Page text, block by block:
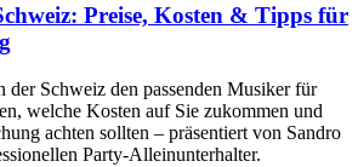
Preise, Kosten & Tipps für
der Schweiz den passenden Musiker für
welche Kosten auf Sie zukommen und
achten sollten – präsentiert von Sandro
Party-Alleinunterhalter.